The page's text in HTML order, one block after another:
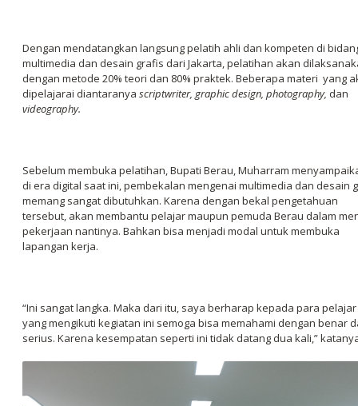
Dengan mendatangkan langsung pelatih ahli dan kompeten di
multimedia dan desain grafis dari Jakarta, pelatihan akan
dengan metode 20% teori dan 80% praktek. Beberapa materi yang
dipelajarai diantaranya scriptwriter, graphic design, photography, dan
videography.
Sebelum membuka pelatihan, Bupati Berau, Muharram
di era digital saat ini, pembekalan mengenai multimedia dan desain
memang sangat dibutuhkan. Karena dengan bekal pengetahuan
tersebut, akan membantu pelajar maupun pemuda Berau dalam
pekerjaan nantinya. Bahkan bisa menjadi modal untuk membuka
lapangan kerja.
“Ini sangat langka. Maka dari itu, saya berharap kepada para pelajar
yang mengikuti kegiatan ini semoga bisa memahami dengan benar
serius. Karena kesempatan seperti ini tidak datang dua kali,”